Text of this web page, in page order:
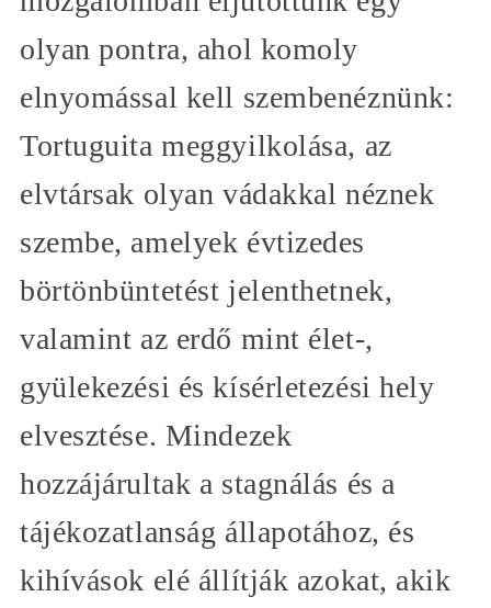
olyan pontra, ahol komoly
elnyomással kell szembenéznünk:
Tortuguita meggyilkolása, az
elvtársak olyan vádakkal néznek
szembe, amelyek évtizedes
börtönbüntetést jelenthetnek,
valamint az erdő mint élet-,
gyülekezési és kísérletezési hely
elvesztése. Mindezek
hozzájárultak a stagnálás és a
tájékozatlanság állapotához, és
kihívások elé állítják azokat, akik